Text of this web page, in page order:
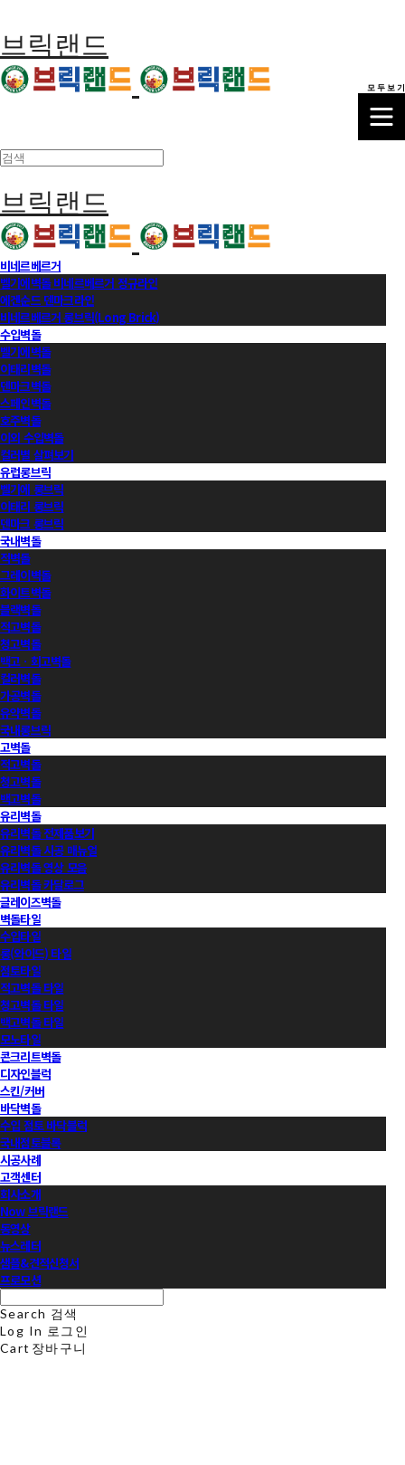
브릭랜드
브릭랜드
비네르베르거
벨기에벽돌 비네르베르거 정규라인
에겐순드 덴마크라인
비네르베르거 롱브릭(Long Brick)
수입벽돌
벨기에벽돌
이태리벽돌
덴마크벽돌
스페인벽돌
호주벽돌
이외 수입벽돌
컬러별 살펴보기
유럽롱브릭
벨기에 롱브릭
이태리 롱브릭
덴마크 롱브릭
국내벽돌
적벽돌
그레이벽돌
화이트벽돌
블랙벽돌
적고벽돌
청고벽돌
백고ㆍ회고벽돌
컬러벽돌
가공벽돌
유약벽돌
국내롱브릭
고벽돌
적고벽돌
청고벽돌
백고벽돌
유리벽돌
유리벽돌 전제품보기
유리벽돌 시공 매뉴얼
유리벽돌 영상 모음
유리벽돌 카달로그
글레이즈벽돌
벽돌타일
수입타일
롱(와이드) 타일
점토타일
적고벽돌 타일
청고벽돌 타일
백고벽돌 타일
모노타일
콘크리트벽돌
디자인블럭
스킨/커버
바닥벽돌
수입 점토 바닥블럭
국내점토블록
시공사례
고객센터
회사소개
Now 브릭랜드
동영상
뉴스레터
샘플&견적신청서
프로모션
Search 검색
Log In 로그인
Cart 장바구니
모 두 보 기